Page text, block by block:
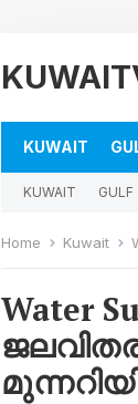
KUWAIT
KUWAIT GULF
Home Kuwait
Water